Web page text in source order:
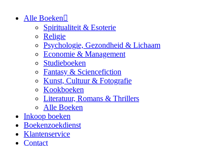
Alle Boeken
Spiritualiteit & Esoterie
Religie
Psychologie, Gezondheid & Lichaam
Economie & Management
Studieboeken
Fantasy & Sciencefiction
Kunst, Cultuur & Fotografie
Kookboeken
Literatuur, Romans & Thrillers
Alle Boeken
Inkoop boeken
Boekenzoekdienst
Klantenservice
Contact